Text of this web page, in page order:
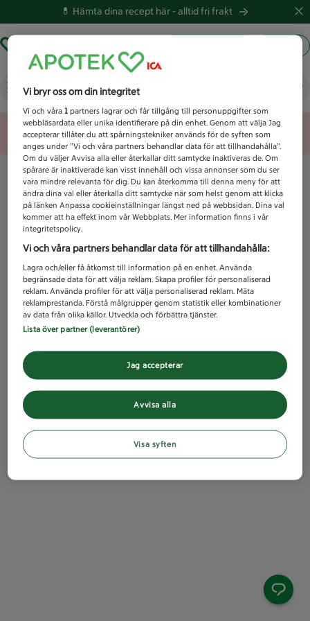
💊 Hämta dina recept här -alltid fri frakt
Vad letar du efter idag?
Unknown error
Vi bryr oss om din integritet
Vi och våra1 partners lagrar och får tillgång till personuppgifter som
webbläsardata eller unika identifierare på din enhet. Genom att välja Jag
accepterar tillåter du att spårningstekniker används för de syften som
anges under ”Vi och våra partners behandlar data för att tillhandahålla”.
Om du väljer Avvisa alla eller återkallar ditt samtycke inaktiveras de. Om
spårare är inaktiverade kan visst innehåll och vissa annonser som du ser
vara mindre relevanta för dig. Du kan återkomma till denna meny för att
ändra dina val eller återkalla ditt samtycke när som helst genom att klicka
på länken Anpassa cookieinställningar längst ned på webbsidan. Dina val
kommer att ha effekt inom vår Webbplats. Mer information finns i vår
integritetspolicy.
Vi och våra partners behandlar data för att tillhandahålla:
Lagra och/eller få åtkomst till information på en enhet. Använda
begränsade data för att välja reklam. Skapa profiler för personaliserad
reklam. Använda profiler för att välja personaliserad reklam. Mäta
reklamprestanda. Förstå målgrupper genom statistik eller kombinationer
av data från olika källor. Utveckla och förbättra tjänster.
Lista över partner (leverantörer)
Avvisa alla
Jag accepterar
Visa syften